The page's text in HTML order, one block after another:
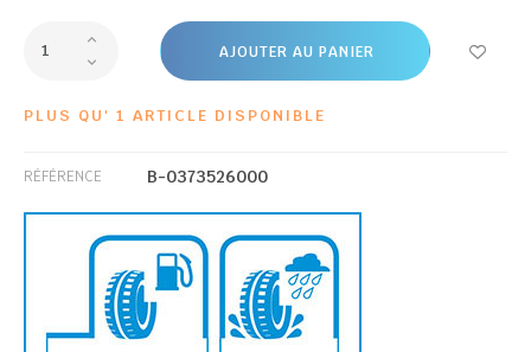
AJOUTER AU PANIER
PLUS QU' 1 ARTICLE DISPONIBLE
RÉFÉRENCE B-0373526000